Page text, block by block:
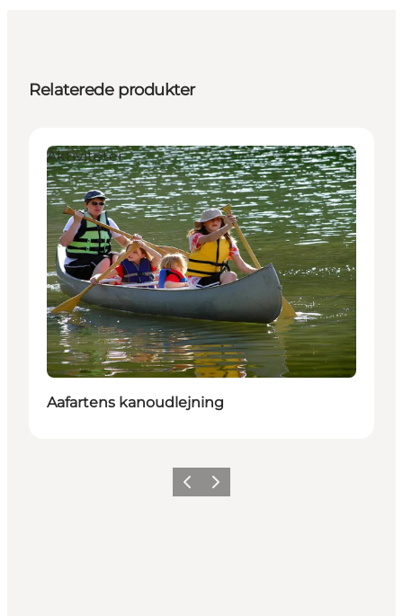
Relaterede produkter
Aktiviteter
Aafartens kanoudlejning
ForrigeNæste